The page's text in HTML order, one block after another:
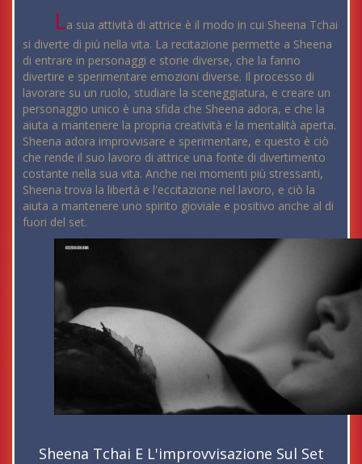
La sua attività di attrice è il modo in cui Sheena Tchai
si diverte di più nella vita. La recitazione permette a Sheena
di entrare in personaggi e storie diverse, che la fanno
divertire e sperimentare emozioni diverse. Il processo di
lavorare su un ruolo, studiare la sceneggiatura, e creare un
personaggio unico è una sfida che Sheena adora, e che la
aiuta a mantenere la propria creatività e la mentalità aperta.
Sheena adora improvvisare e sperimentare, e questo è ciò
che rende il suo lavoro di attrice una fonte di divertimento
costante nella sua vita. Anche nei momenti più stressanti,
Sheena trova la libertà e l'eccitazione nel lavoro, e ciò la
aiuta a mantenere uno spirito gioviale e positivo anche al di
fuori del set.
Sheena Tchai E L'improvvisazione Sul Set